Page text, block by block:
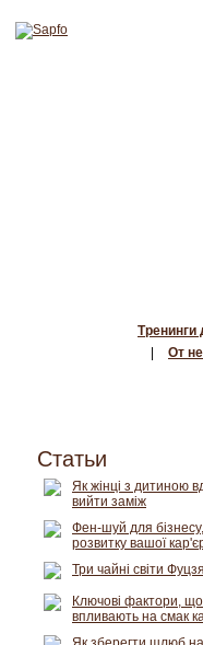
От
Статьи
Як жінці з дитиною
вийти заміж
Фен-шуй для
розвитку вашої
Три чайні світи
Ключові фактори, що
впливають на смак